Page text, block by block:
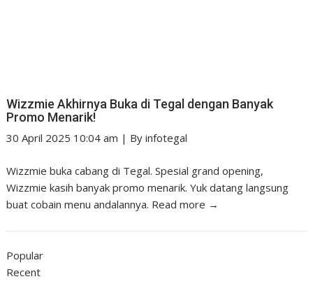
Wizzmie Akhirnya Buka di Tegal dengan Banyak
Promo Menarik!
30 April 2025 10:04 am | Byinfotegal
Wizzmie buka cabang di Tegal. Spesial grand opening,
Wizzmie kasih banyak promo menarik. Yuk datang langsung
buat cobain menu andalannya. Read more →
Popular
Recent